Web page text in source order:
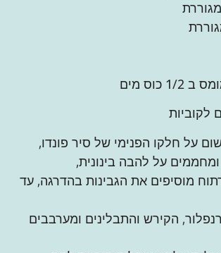
על חלקו הפנימי של סיר פונדו,
ומחממים על להבה בינונית,
מוסיפים את הגבינות בהדרגה, עד
הקירש והתבלינים ומערבבים